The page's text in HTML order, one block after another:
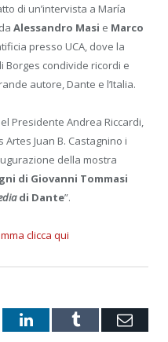
di un’intervista a María
Alessandro Masi e Marco
presso UCA, dove la
Borges condivide ricordi e
autore, Dante e l’Italia.
Presidente Andrea Riccardi,
Juan B. Castagnino i
della mostra
di Giovanni Tommasi
di Dante”.
clicca qui
LinkedInTumblr